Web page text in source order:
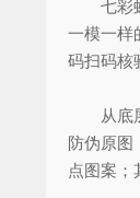
七彩虹
一模一样
码扫码核
从底层
防伪原图
点图案；